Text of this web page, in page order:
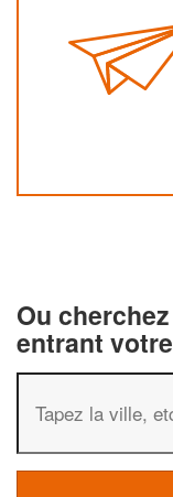
Ou
entrant